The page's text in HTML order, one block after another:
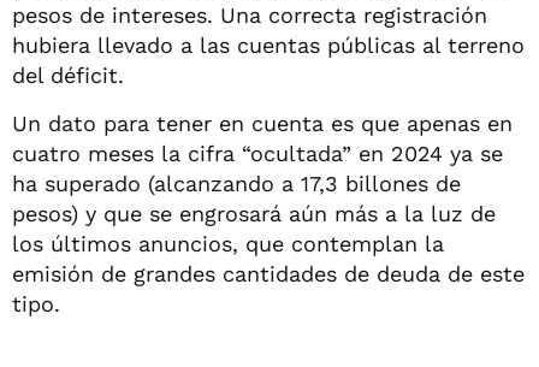
pesos de intereses. Una correcta registración
hubiera llevado a las cuentas públicas al terreno
del déficit.
Un dato para tener en cuenta es que apenas en
cuatro meses la cifra “ocultada” en 2024 ya se
ha superado (alcanzando a 17,3 billones de
pesos) y que se engrosará aún más a la luz de
los últimos anuncios, que contemplan la
emisión de grandes cantidades de deuda de este
tipo.